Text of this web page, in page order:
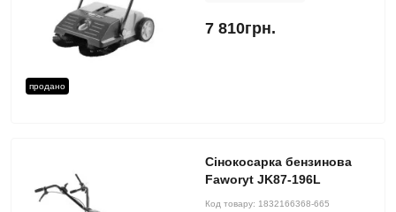
продано
7 810грн.
Сінокосарка бензинова
Faworyt JK87-196L
Код товару: 1832166368-665